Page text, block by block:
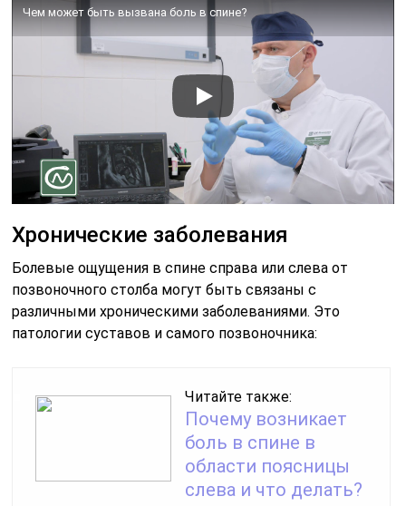
Чем может быть вызвана боль в спине?
Хронические заболевания
Болевые ощущения в спине справа или слева от
позвоночного столба могут быть связаны с
различными хроническими заболеваниями. Это
патологии суставов и самого позвоночника:
Читайте также:
Почему возникает
боль в спине в
области поясницы
слева и что делать?